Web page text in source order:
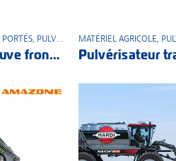
PORTÉS, PULVÉRISATEUR
Système de cuve frontale pour les pulvérisateurs portés UF
MATÉRIEL AGRICOLE,
Pulvérisateur